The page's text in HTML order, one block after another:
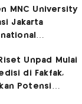
Disebut Netizen
S3 UI
MNC University
Jakarta
2026, Hidupkan
Kota Melalui Seni
Unpad Mulai
di Fakfak,
Potensi